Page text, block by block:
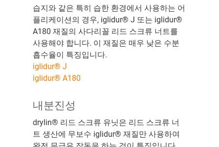
습지와 같은 특히 습한 환경에서 사용하는 어
플리케이션의 경우, iglidur® J 또는 iglidur®
A180 재질의 사다리꼴 리드 스크류 너트를
사용해야 합니다. 이 재질은 매우 낮은 수분
흡수율이 특징입니다.
iglidur® J
iglidur® A180
내분진성
drylin® 리드 스크류 유닛은 리드 스크류 너
트 생산에 무보수 iglidur® 재질만 사용하여